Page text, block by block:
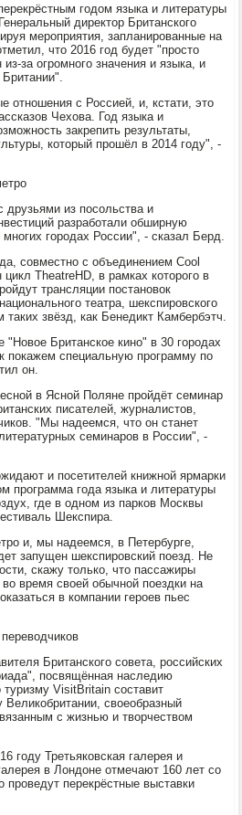
годом языка и литературы
директор Британского
мероприятия, запланированные на
что 2016 год будет "просто
за огромного значения и языка, и
отношения с Россией, и, кстати, это
Чехова. Год языка и
закрепить результаты,
который прошёл в 2014 году", -
друзьями из посольства и
разработали обширную
городах России", - сказал Берд.
совместно с объединением Cool
TheatreHD, в рамках которого в
трансляции постановок
театра, шекспировского
звёзд, как Бенедикт Камбербэтч.
Британское кино" в 30 городах
покажем специальную программу по
он.
в Ясной Поляне пройдёт семинар
писателей, журналистов,
"Мы надеемся, что он станет
семинаров в России", -
и посетителей книжной ярмарки
программа года языка и литературы
где в одном из парков Москвы
Шекспира.
и, мы надеемся, в Петербурге,
запущен шекспировский поезд. Не
скажу только, что пассажиры
время своей обычной поездки на
в компании героев пьес
Британского совета, российских
посвящённая наследию
туризму VisitBritain составит
Великобритании, своеобразный
с жизнью и творчеством
году Третьяковская галерея и
в Лондоне отмечают 160 лет со
проведут перекрёстные выставки